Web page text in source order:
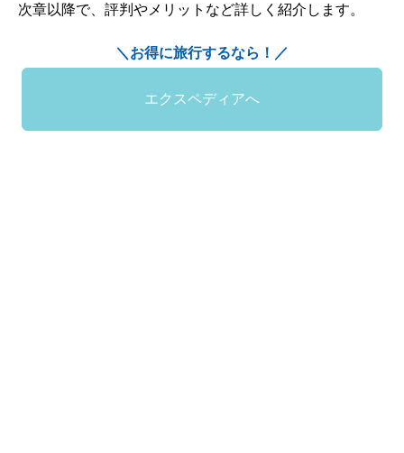
次章以降で、評判やメリットなど詳しく紹介します。
＼お得に旅行するなら！／
エクスペディアへ